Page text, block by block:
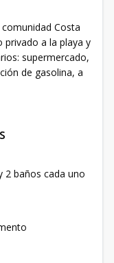
Costa
privado a la playa y
supermercado,
de gasolina, a
2 baños cada uno